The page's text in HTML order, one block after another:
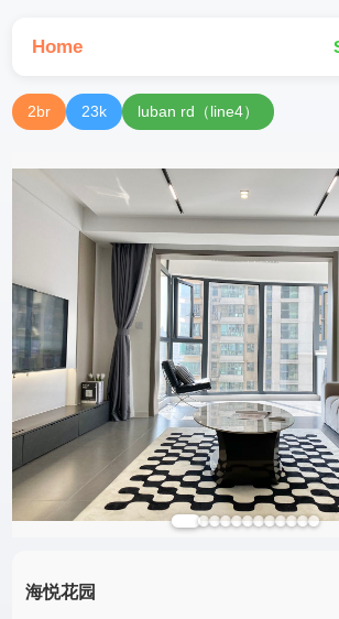
Home
2br 23k luban rd（line4）
海悦花园